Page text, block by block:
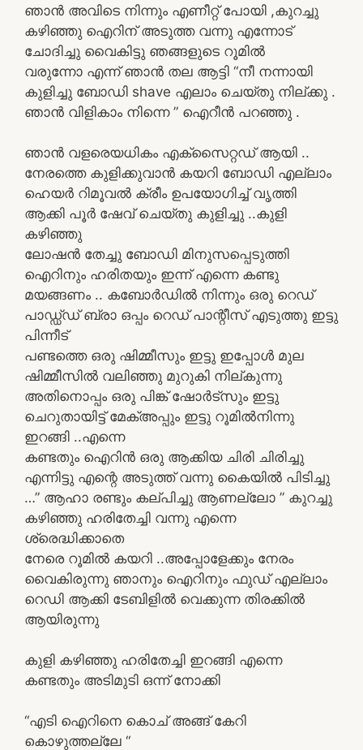
ഞാൻ അവിടെ നിന്നും എണീറ്റ് പോയി ,കുറച്ചു
കഴിഞ്ഞു ഐറിന് അടുത്ത വന്നു എന്നോട്
ചോദിച്ചു വൈകിട്ടു ഞങ്ങളുടെ റൂമിൽ
വരുന്നോ എന്ന് ഞാൻ തല ആട്ടി “നീ നന്നായി
കുളിച്ചു ബോഡി shave എലാം ചെയ്തു നില്ക്കു .
ഞാൻ വിളികാം നിന്നെ ” ഐറീൻ പറഞ്ഞു .
ഞാൻ വളരെയധികം എക്സൈറ്റഡ് ആയി ..
നേരത്തെ കുളിക്കുവാൻ കയറി ബോഡി എല്ലാം
ഹെയർ റിമൂവൽ ക്രീം ഉപയോഗിച്ച് വൃത്തി
ആക്കി പൂർ ഷേവ് ചെയ്തു കുളിച്ചു ..കുളി
കഴിഞ്ഞു
ലോഷൻ തേച്ചു ബോഡി മിനുസപ്പെടുത്തി
ഐറിനും ഹരിതയും ഇന്ന് എന്നെ കണ്ടു
മയങ്ങണം .. കബോർഡിൽ നിന്നും ഒരു റെഡ്
പാഡ്ഡ്ഡ് ബ്രാ ഒപ്പം റെഡ് പാന്റീസ് എടുത്തു ഇട്ടു
പിന്നീട്
പണ്ടത്തെ ഒരു ഷിമ്മീസും ഇട്ടു ഇപ്പോൾ മുല
ഷിമ്മീസിൽ വലിഞ്ഞു മുറുകി നില്കുന്നു
അതിനൊപ്പം ഒരു പിങ്ക് ഷോർട്സും ഇട്ടു
ചെറുതായിട്ട് മേക്അപ്പും ഇട്ടു റൂമിൽനിന്നു
ഇറങ്ങി ..എന്നെ
കണ്ടതും ഐറിൻ ഒരു ആക്കിയ ചിരി ചിരിച്ചു
എന്നിട്ടു എന്റെ അടുത്ത് വന്നു കൈയിൽ പിടിച്ചു
…” ആഹാ രണ്ടും കല്പിച്ചു ആണല്ലോ ” കുറച്ചു
കഴിഞ്ഞു ഹരിതേച്ചി വന്നു എന്നെ
ശ്രെദ്ധിക്കാതെ
നേരെ റൂമിൽ കയറി ..അപ്പോളേക്കും നേരം
വൈകിരുന്നു ഞാനും ഐറിനും ഫുഡ് എല്ലാം
റെഡി ആക്കി ടേബിളിൽ വെക്കുന്ന തിരക്കിൽ
ആയിരുന്നു
കുളി കഴിഞ്ഞു ഹരിതേച്ചി ഇറങ്ങി എന്നെ
കണ്ടതും അടിമുടി ഒന്ന് നോക്കി
“എടി ഐറിനെ കൊച് അങ്ങ് കേറി
കൊഴുത്തല്ലേ “